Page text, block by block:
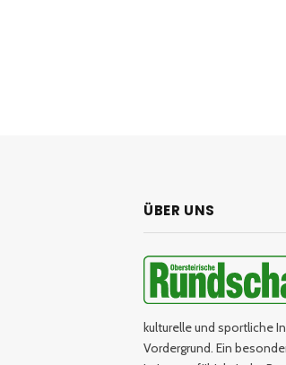
ÜBER UNS
kulturelle und sportliche
Vordergrund. Ein